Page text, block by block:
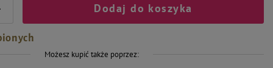
Dodaj do koszyka
Możesz kupić także poprzez: